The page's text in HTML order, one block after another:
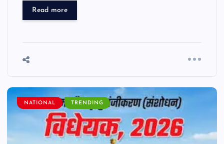
Read more
NATIONAL TRENDING